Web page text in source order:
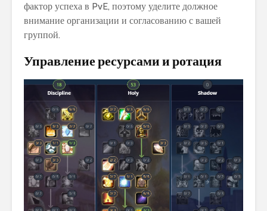
фактор успеха в PvE, поэтому уделите должное
внимание организации и согласованию с вашей
группой.
Управление ресурсами и ротация